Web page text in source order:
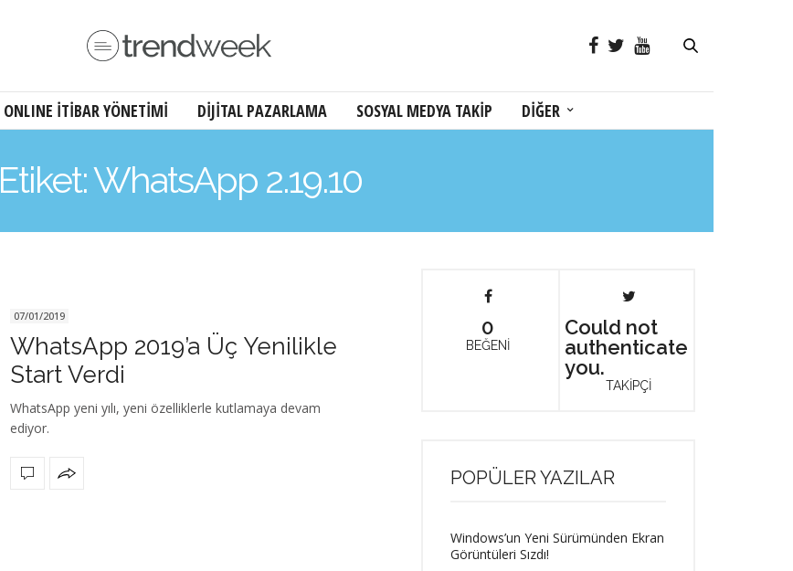
ONLINE İTİBAR YÖNETİMİ DİJİTAL PAZARLAMA SOSYAL MEDYA TAKİP DİĞER
Etiket: WhatsApp 2.19.10
07/01/2019
WhatsApp 2019’a Üç Yenilikle
Start Verdi
WhatsApp yeni yılı, yeni özelliklerle kutlamaya devam
ediyor.
0
BEĞENİ
Could not
authenticate
you.
TAKİPÇİ
POPÜLER YAZILAR
Windows’un Yeni Sürümünden Ekran
Görüntüleri Sızdı!